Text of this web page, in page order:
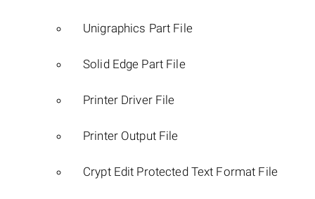
Unigraphics Part File
Solid Edge Part File
Printer Driver File
Printer Output File
Crypt Edit Protected Text Format File